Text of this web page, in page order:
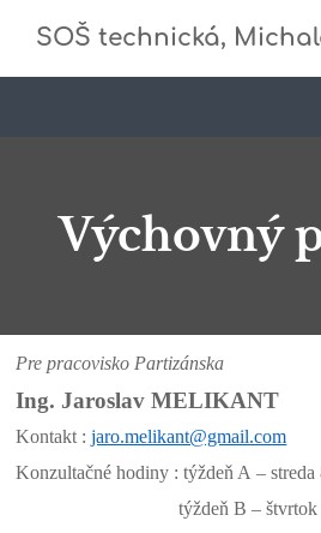
SOŠ technická,
Výchovný
Výchovný
poradca
Pre pracovisko Partizánska
Ing. Jaroslav MELIKANT
Kontakt :jaro.melikant@gmail.com
Konzultačné hodiny : týždeň A – streda
týždeň B – štvrtok 8:00